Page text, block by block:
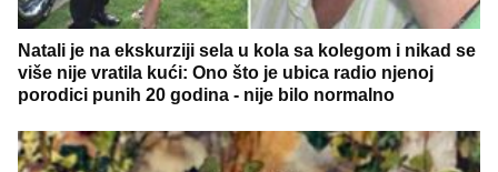
Natali je na ekskurziji sela u kola sa kolegom i nikad se
više nije vratila kući: Ono što je ubica radio njenoj
porodici punih 20 godina - nije bilo normalno